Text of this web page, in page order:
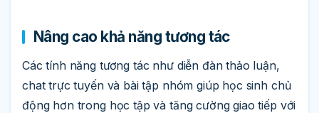
Nâng cao khả năng tương tác
Các tính năng tương tác như diễn đàn thảo luận,
chat trực tuyến và bài tập nhóm giúp học sinh chủ
động hơn trong học tập và tăng cường giao tiếp với